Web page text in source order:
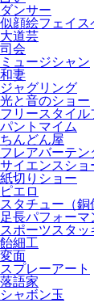
ダンサー
似顔絵フェイス
大道芸
司会
ミュージシャン
和妻
ジャグリング
光と音のショー
フリースタイ
パントマイム
ちんどん屋
フレアバーテン
サイエンスショ
紙切りショー
ピエロ
スタチュー（銅
足長パフォーマ
スポーツスタッ
飴細工
変面
スプレーアート
落語家
シャボン玉